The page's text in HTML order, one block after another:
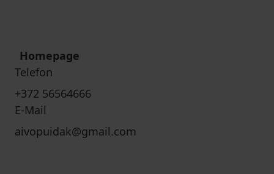
Homepage
Telefon
+372 56564666
E-Mail
aivopuidak@gmail.com